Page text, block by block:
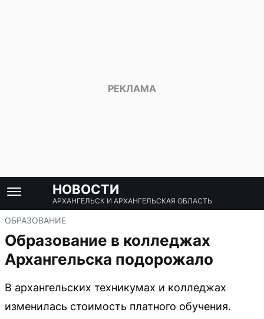
НОВОСТИ
АРХАНГЕЛЬСК И АРХАНГЕЛЬСКАЯ ОБЛАСТЬ
ОБРАЗОВАНИЕ
Образование в колледжах
Архангельска подорожало
В архангельских техникумах и колледжах
изменилась стоимость платного обучения.